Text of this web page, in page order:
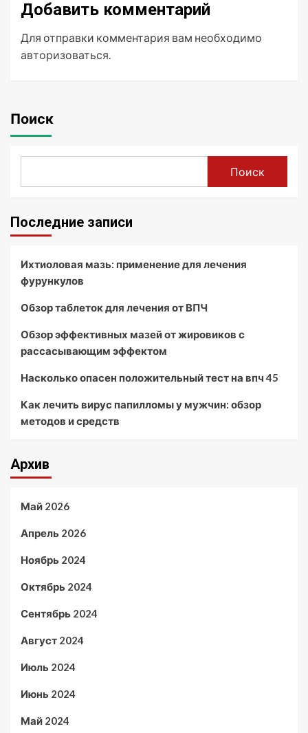
Добавить комментарий
Для отправки комментария вам необходимо
авторизоваться.
Поиск
Поиск
Последние записи
Ихтиоловая мазь: применение для лечения
фурункулов
Обзор таблеток для лечения от ВПЧ
Обзор эффективных мазей от жировиков с
рассасывающим эффектом
Насколько опасен положительный тест на впч 45
Как лечить вирус папилломы у мужчин: обзор
методов и средств
Архив
Май 2026
Апрель 2026
Ноябрь 2024
Октябрь 2024
Сентябрь 2024
Август 2024
Июль 2024
Июнь 2024
Май 2024